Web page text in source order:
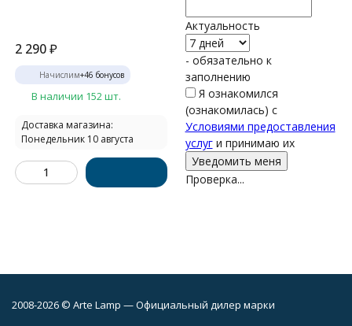
2 290₽
Начислим+46 бонусов
В наличии 152 шт.
Доставка магазина:
Понедельник 10 августа
Актуальность
- обязательно к
заполнению
Я ознакомился
(ознакомилась) с
Условиями предоставления
услуги принимаю их
Проверка...
2008-2026 © Arte Lamp — Официальный дилер марки